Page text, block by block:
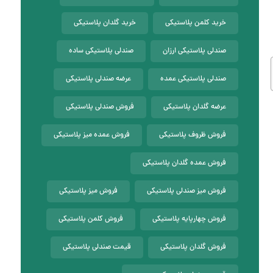
خرید کلمن پلاستیکی خرید گلدان پلاستیکی
صندلی پلاستیکی ارزان صندلی پلاستیکی ساده
صندلی پلاستیکی عمده عرضه صندلی پلاستیکی
عرضه گلدان پلاستیکی فروش صندلی پلاستیکی
فروش ظروف پلاستیکی فروش عمده میز پلاستیکی
فروش عمده گلدان پلاستیکی
فروش میز صندلی پلاستیکی فروش میز پلاستیکی
فروش چهارپایه پلاستیکی فروش کلمن پلاستیکی
فروش گلدان پلاستیکی قیمت صندلی پلاستیکی